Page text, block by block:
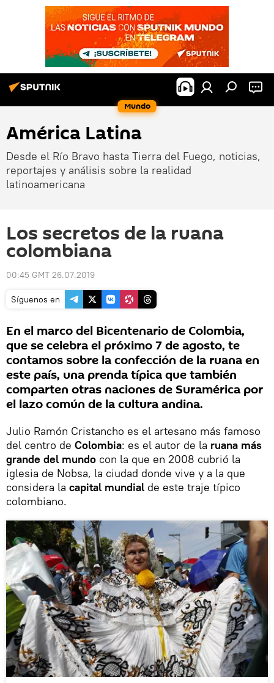
Mundo
América Latina
Desde el Río Bravo hasta Tierra del Fuego, noticias,
reportajes y análisis sobre la realidad
latinoamericana
Los secretos de la ruana
colombiana
00:45 GMT 26.07.2019
Síguenos en
En el marco del Bicentenario de Colombia,
que se celebra el próximo 7 de agosto, te
contamos sobre la confección de la ruana en
este país, una prenda típica que también
comparten otras naciones de Suramérica por
el lazo común de la cultura andina.
Julio Ramón Cristancho es el artesano más famoso
del centro de Colombia: es el autor de la ruana más
grande del mundo con la que en 2008 cubrió la
iglesia de Nobsa, la ciudad donde vive y a la que
considera la capital mundial de este traje típico
colombiano.